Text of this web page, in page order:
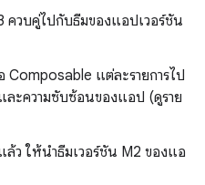
ควบคู่ไปกับธีมของแอปเวอร์ชัน
Composable แต่ละรายการไป
ะความซับซ้อนของแอป (ดูราย
ว ให้นำธีมเวอร์ชัน M2 ของแอ